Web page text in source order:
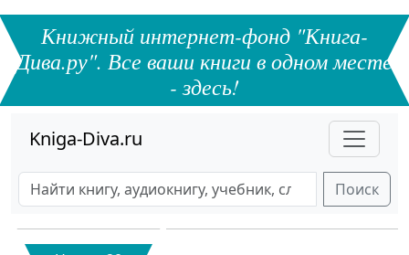
Книжный интернет-фонд "Книга-
Дива.ру". Все ваши книги в одном месте
- здесь!
Kniga-Diva.ru
Поиск